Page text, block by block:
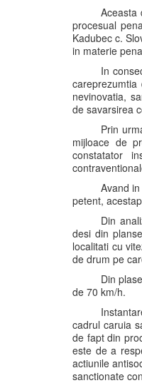
Aceasta
procesual
Kadubec c.
in materie
In
nevinovatia,
de savarsirea
Prin
mijloace de
constatator
Avand
petent,
Din
desi din
localitati cu
de drum pe
Din
de 70 km/h.
cadrul caruia
de fapt din
este de a
actiunile
sanctionate